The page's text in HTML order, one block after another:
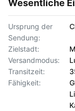
Wesentliche
Ursprung der
Sendung:
Zielstadt:
Versandmodus:
Transitzeit:
Fähigkeit: